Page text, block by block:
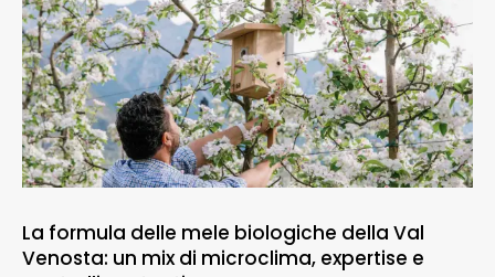
La formula delle mele biologiche della Val
Venosta: un mix di microclima, expertise e